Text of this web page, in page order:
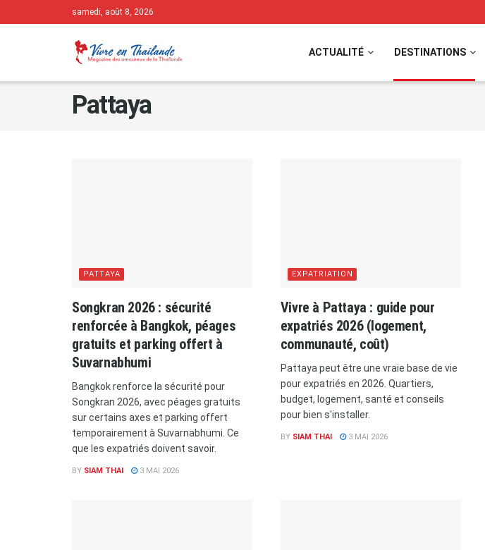
samedi, août 8, 2026
ACTUALITÉ DESTINATIONS
Pattaya
PATTAYA
Songkran 2026 : sécurité
renforcée à Bangkok, péages
gratuits et parking offert à
Suvarnabhumi
Bangkok renforce la sécurité pour
Songkran 2026, avec péages gratuits
sur certains axes et parking offert
temporairement à Suvarnabhumi. Ce
que les expatriés doivent savoir.
BY SIAM THAI 3 MAI 2026
EXPATRIATION
Vivre à Pattaya : guide pour
expatriés 2026 (logement,
communauté, coût)
Pattaya peut être une vraie base de vie
pour expatriés en 2026. Quartiers,
budget, logement, santé et conseils
pour bien s'installer.
BY SIAM THAI 3 MAI 2026